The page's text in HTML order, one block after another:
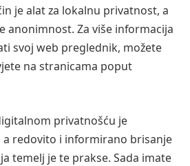
je alat za lokalnu privatnost, a
anonimnost. Za više informacija
svoj web preglednik, možete
na stranicama poput
privatnošću je
redovito i informirano brisanje
temelj je te prakse. Sada imate